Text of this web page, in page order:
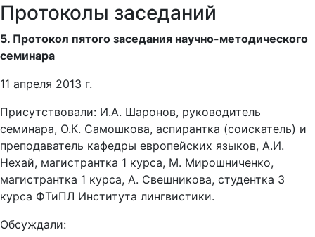
Протоколы заседаний
5. Протокол пятого заседания научно-методического
семинара
11 апреля 2013 г.
Присутствовали: И.А. Шаронов, руководитель
семинара, О.К. Самошкова, аспирантка (соискатель) и
преподаватель кафедры европейских языков, А.И.
Нехай, магистрантка 1 курса, М. Мирошниченко,
магистрантка 1 курса, А. Свешникова, студентка 3
курса ФТиПЛ Института лингвистики.
Обсуждали: